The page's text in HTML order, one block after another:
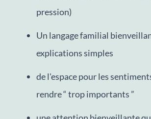
pression)
Un langage familial
explications simples
de l'espace pour les
rendre “ trop importants ”